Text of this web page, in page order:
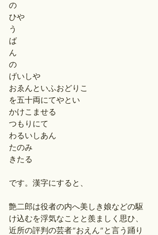
の
ひや
う
ば
ん
の
げいしや
おゑんといふおどりこ
を五十両にてやとい
かけこませる
つもりにて
わるいしあん
たのみ
きたる
です。漢字にすると、
艶二郎は役者の内へ美しき娘などの駆
け込むを浮気なことと羨ましく思ひ、
近所の評判の芸者”おえん”と言う踊り